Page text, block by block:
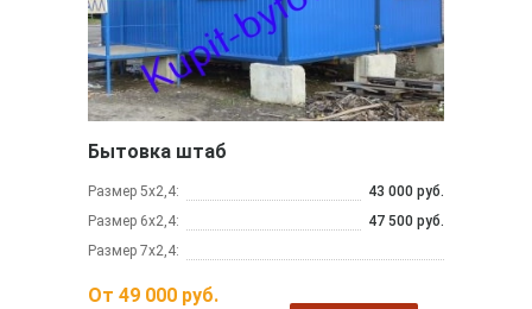
Бытовка штаб
Размер 5х2,4:
43 000 руб.
Размер 6х2,4:
47 500 руб.
Размер 7х2,4:
От 49 000 руб.